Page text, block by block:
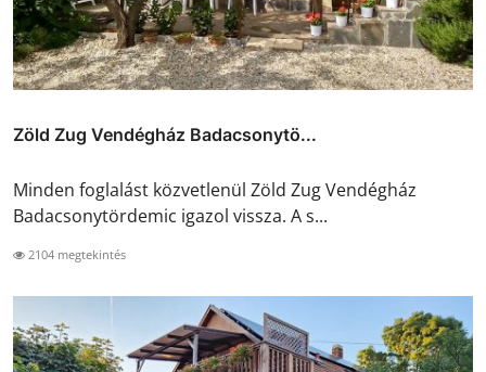
Zöld Zug Vendégház Badacsonytö...
Minden foglalást közvetlenül Zöld Zug Vendégház
Badacsonytördemic igazol vissza. A s...
2104 megtekintés